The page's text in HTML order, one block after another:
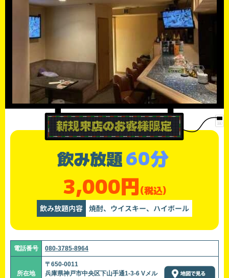
飲み放題60分
3,000円(税込)
飲み放題内容 焼酎、ウイスキー、ハイボール
電話番号 080-3785-8964
所在地
〒650-0011
兵庫県神戸市中央区下山手通1-3-6 Vメル